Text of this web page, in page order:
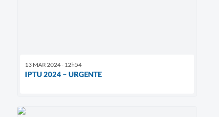
13 MAR 2024 - 12h54
IPTU 2024 – URGENTE